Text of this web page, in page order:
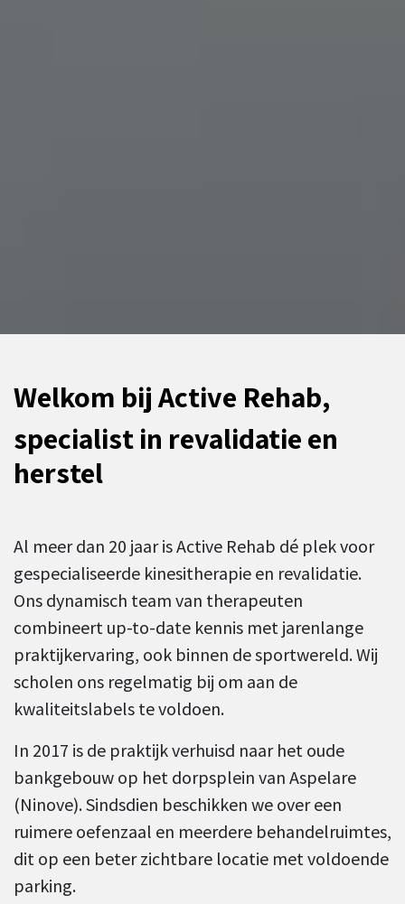
Welkom bij Active Rehab,
specialist in revalidatie en
herstel
Al meer dan 20 jaar is Active Rehab dé plek voor
gespecialiseerde kinesitherapie en revalidatie.
Ons dynamisch team van therapeuten
combineert up-to-date kennis met jarenlange
praktijkervaring, ook binnen de sportwereld. Wij
scholen ons regelmatig bij om aan de
kwaliteitslabels te voldoen.
In 2017 is de praktijk verhuisd naar het oude
bankgebouw op het dorpsplein van Aspelare
(Ninove). Sindsdien beschikken we over een
ruimere oefenzaal en meerdere behandelruimtes,
dit op een beter zichtbare locatie met voldoende
parking.